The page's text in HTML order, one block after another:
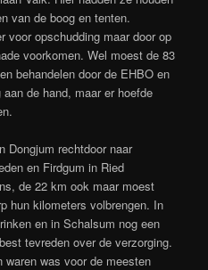
van de boog en tenten.
voor opschudding maar door op
voorkomen. Wel moest de 83
behandelen door de EHBO en
de hand, maar er hoefde
Dongjum rechtdoor naar
en Firdgum in Ried
de 22 km ook maar moest
hun kilometers volbrengen. In
en in Schalsum nog een
tevreden over de verzorging.
was voor de meesten